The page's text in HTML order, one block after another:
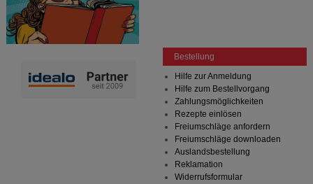
Bestellung
Hilfe zur Anmeldung
Hilfe zum Bestellvorgang
Zahlungsmöglichkeiten
Rezepte einlösen
Freiumschläge anfordern
Freiumschläge downloaden
Auslandsbestellung
Reklamation
Widerrufsformular